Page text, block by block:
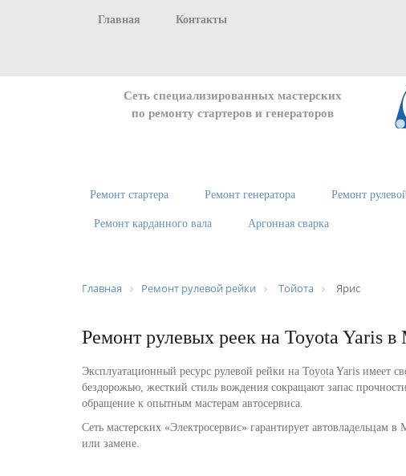
Главная Контакты
Сеть специализированных мастерских
по ремонту стартеров и генераторов
Ремонт стартера Ремонт генератора Ремонт
Ремонт карданного вала Аргонная сварка
Главная Ремонт рулевой рейки Тойота Ярис
Ремонт рулевых реек на Toyota Yaris в
Эксплуатационный ресурс рулевой рейки на Toyota Yaris имеет
бездорожью, жесткий стиль вождения сокращают запас
обращение к опытным мастерам автосервиса.
Сеть мастерских «Электросервис» гарантирует
или замене.